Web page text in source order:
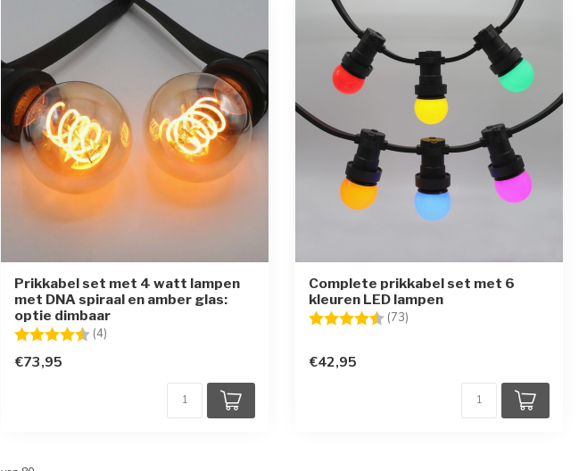
Prikkabel set met 4 watt lampen
met DNA spiraal en amber glas:
optie dimbaar
Beoordeling: (4)
€73,95
Complete prikkabel set met 6
kleuren LED lampen
Beoordeling: (73)
€42,95